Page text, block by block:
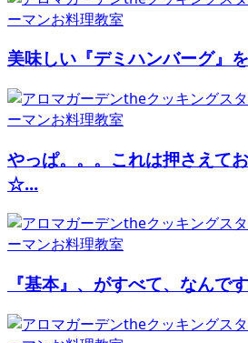
美味しい『デミハンバーグ』
やっぱ。。。これは押さえて
☆...
『基本』、がすべて、なんで